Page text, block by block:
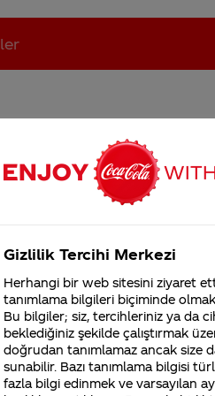
Coca-Cola'nın Filistin'de fabr...
?
destek olmanız
Gizlilik Tercihi Merkezi
Herhangi bir web sitesini ziyaret
tanımlama bilgileri biçiminde
Bu bilgiler; siz, tercihleriniz ya da
beklediğiniz şekilde çalıştırmak
doğrudan tanımlamaz ancak size
sunabilir. Bazı tanımlama bilgisi
fazla bilgi edinmek ve varsayılan